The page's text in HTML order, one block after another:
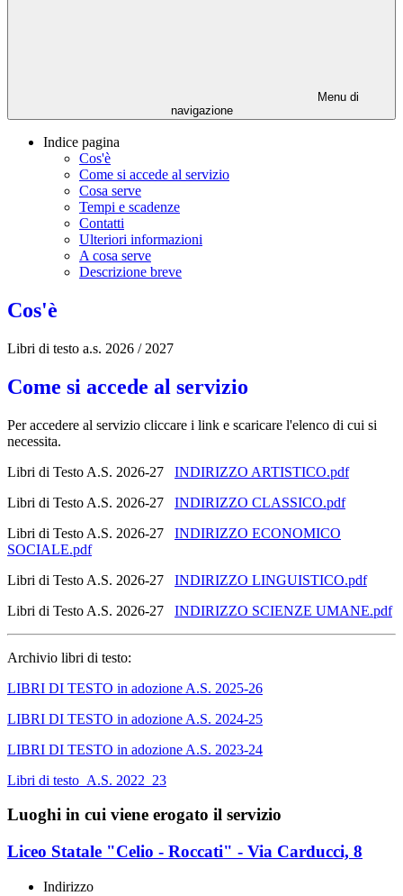
Menu di
navigazione
Indice pagina
Cos'è
Come si accede al servizio
Cosa serve
Tempi e scadenze
Contatti
Ulteriori informazioni
A cosa serve
Descrizione breve
Cos'è
Libri di testo a.s. 2026 / 2027
Come si accede al servizio
Per accedere al servizio cliccare i link e scaricare l'elenco di cui si
necessita.
Libri di Testo A.S. 2026-27 INDIRIZZO ARTISTICO.pdf
Libri di Testo A.S. 2026-27 INDIRIZZO CLASSICO.pdf
Libri di Testo A.S. 2026-27 INDIRIZZO ECONOMICO
SOCIALE.pdf
Libri di Testo A.S. 2026-27 INDIRIZZO LINGUISTICO.pdf
Libri di Testo A.S. 2026-27 INDIRIZZO SCIENZE UMANE.pdf
Archivio libri di testo:
LIBRI DI TESTO in adozione A.S. 2025-26
LIBRI DI TESTO in adozione A.S. 2024-25
LIBRI DI TESTO in adozione A.S. 2023-24
Libri di testo_A.S. 2022_23
Luoghi in cui viene erogato il servizio
Liceo Statale "Celio - Roccati" - Via Carducci, 8
Indirizzo